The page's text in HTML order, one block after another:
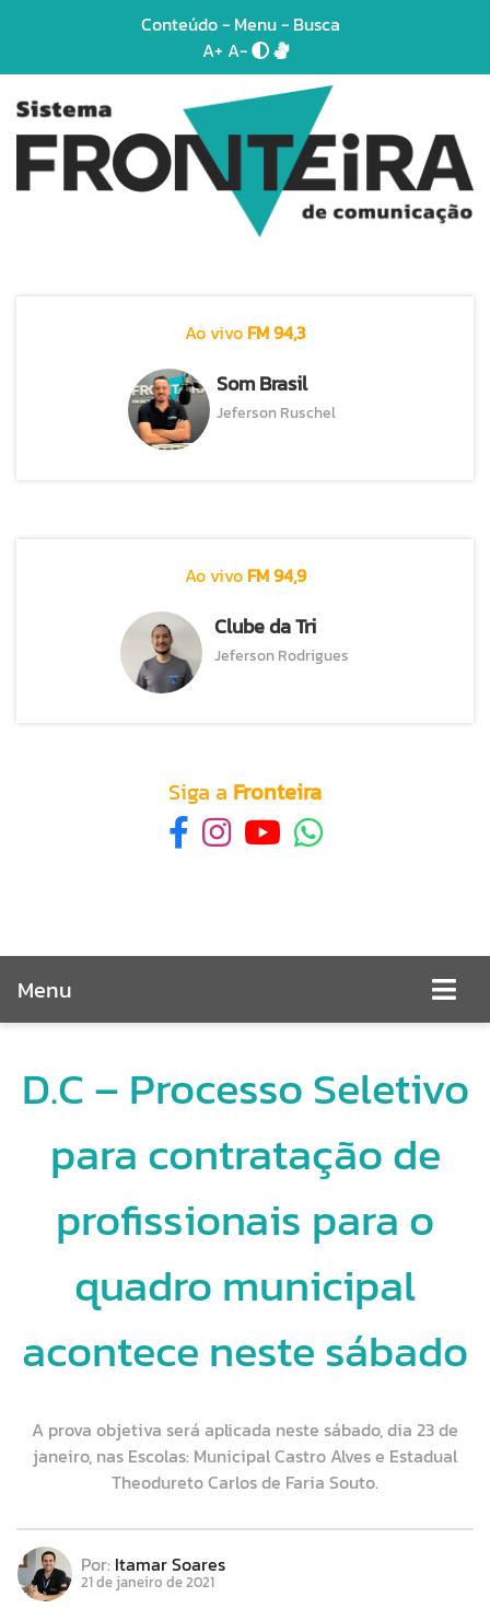
Conteúdo- Menu- Busca
A+ A-
Ao vivo FM 94,3
Som Brasil
Jeferson Ruschel
Ao vivo FM 94,9
Clube da Tri
Jeferson Rodrigues
Siga a Fronteira
Menu
D.C – Processo Seletivo
para contratação de
profissionais para o
quadro municipal
acontece neste sábado
A prova objetiva será aplicada neste sábado, dia 23 de
janeiro, nas Escolas: Municipal Castro Alves e Estadual
Theodureto Carlos de Faria Souto.
Por: Itamar Soares
21 de janeiro de 2021